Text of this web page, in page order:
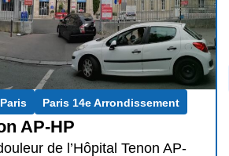
Paris Paris 20e Arrondissement